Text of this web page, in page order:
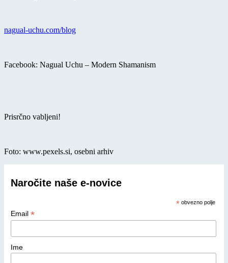
nagual-uchu.com/blog
Facebook: Nagual Uchu – Modern Shamanism
Prisrčno vabljeni!
Foto: www.pexels.si, osebni arhiv
Naročite naše e-novice
* obvezno polje
Email *
Ime